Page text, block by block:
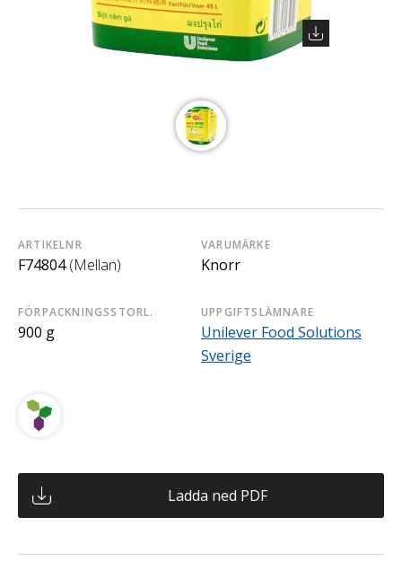
ARTIKELNR
F74804 (Mellan)
VARUMÄRKE
Knorr
FÖRPACKNINGSSTORL.
900 g
UPPGIFTSLÄMNARE
Unilever Food Solutions
Sverige
Ladda ned PDF